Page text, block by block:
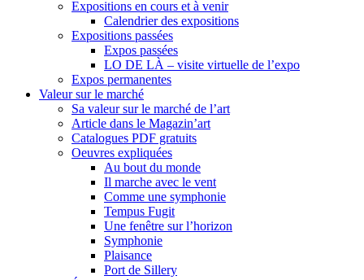
Expositions en cours et à venir
Calendrier des expositions
Expositions passées
Expos passées
LO DE LÀ – visite virtuelle de l’expo
Expos permanentes
Valeur sur le marché
Sa valeur sur le marché de l’art
Article dans le Magazin’art
Catalogues PDF gratuits
Oeuvres expliquées
Au bout du monde
Il marche avec le vent
Comme une symphonie
Tempus Fugit
Une fenêtre sur l’horizon
Symphonie
Plaisance
Port de Sillery